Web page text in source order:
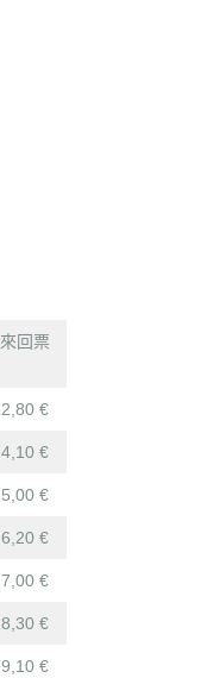
來回票
2,80 €
4,10 €
5,00 €
6,20 €
7,00 €
8,30 €
9,10 €